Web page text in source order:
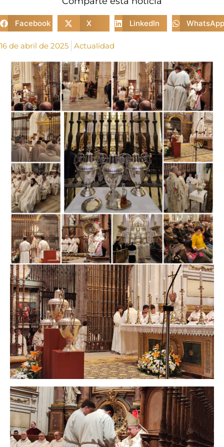
Facebook X LinkedIn WhatsApp
16 de abril de 2025 Actualidad